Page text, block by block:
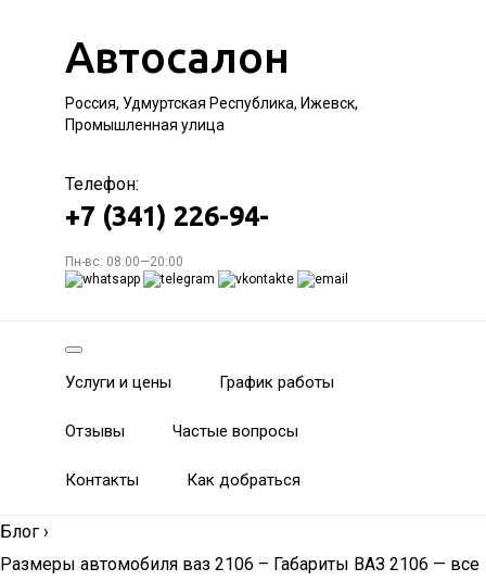
Автосалон
Россия, Удмуртская Республика, Ижевск,
Промышленная улица
Телефон:
+7 (341) 226-94-
Пн-вс: 08:00—20:00
Услуги и цены График работы
Отзывы Частые вопросы
Контакты Как добраться
Блог ›
Размеры автомобиля ваз 2106 – Габариты ВАЗ 2106 — все